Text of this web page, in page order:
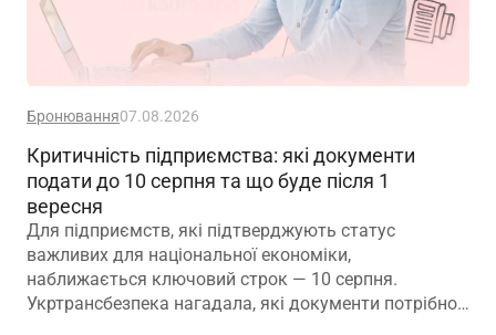
Бронювання07.08.2026
Критичність підприємства: які документи
подати до 10 серпня та що буде після 1
вересня
Для підприємств, які підтверджують статус
важливих для національної економіки,
наближається ключовий строк — 10 серпня.
Укртрансбезпека нагадала, які документи потрібно